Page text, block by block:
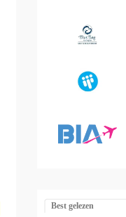
Best gelezen